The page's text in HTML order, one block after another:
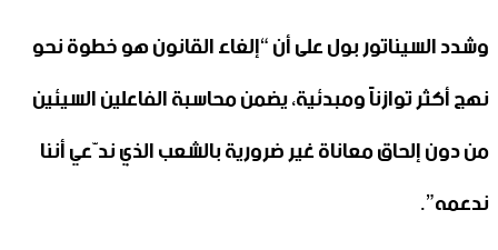
وشدد السيناتور بول على أن “إلغاء القانون هو خطوة نحو
نهج أكثر توازناً ومبدئية، يضمن محاسبة الفاعلين السيئين
من دون إلحاق معاناة غير ضرورية بالشعب الذي ندّعي أننا
ندعمه”.